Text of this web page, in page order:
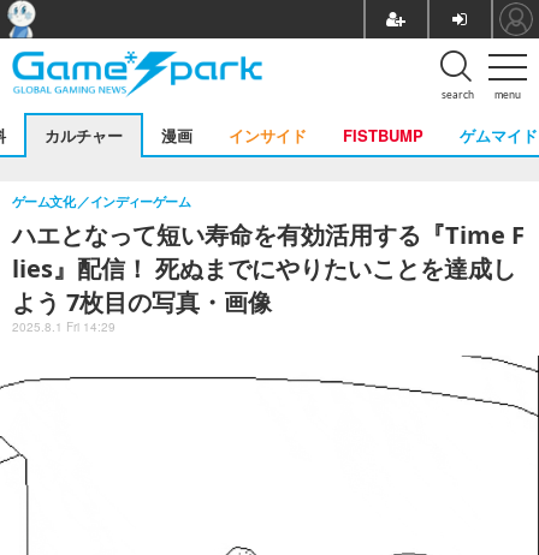
menu
search
カルチャー 漫画 インサイド FISTBUMP ゲムマイド
ハエとなって短い寿命を有効活用する『Time F
lies』配信！ 死ぬまでにやりたいことを達成し
よう 7枚目の写真・画像
ゲーム文化 インディーゲーム
2025.8.1 Fri 14:29